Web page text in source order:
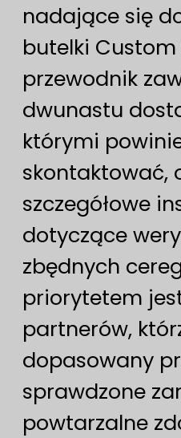
nadające się
butelki Custom
przewodnik
dwunastu
którymi
skontaktować,
szczegółowe
dotyczące
zbędnych
priorytetem
partnerów,
dopasowany
sprawdzone
powtarzalne